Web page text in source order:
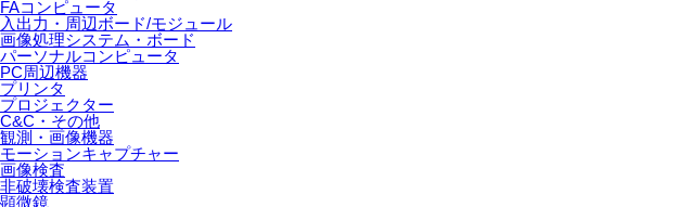
FAコンピュータ
入出力・周辺ボード/モジュール
画像処理システム・ボード
パーソナルコンピュータ
PC周辺機器
プリンタ
プロジェクター
C&C・その他
観測・画像機器
モーションキャプチャー
画像検査
非破壊検査装置
顕微鏡